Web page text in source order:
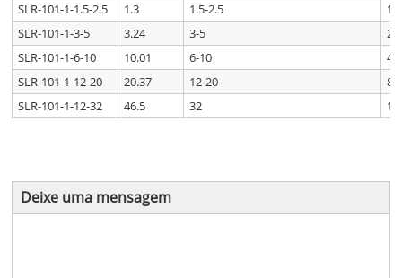
SLR-101-1-1.5-2.5
1.3 1.5-2.5
10
SLR-101-1-3-5
3.24 3-5
20
SLR-101-1-6-10
10.01 6-10
40
SLR-101-1-12-20
20.37 12-20
80
SLR-101-1-12-32
46.5 32
Deixe uma mensagem